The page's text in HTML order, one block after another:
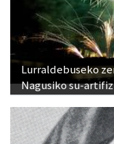
Lurraldebuseko
Nagusiko su-